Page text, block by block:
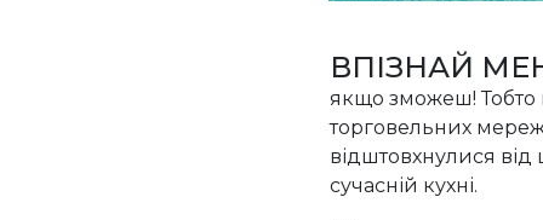
ВПІЗНАЙ
якщо зможеш! Тобто
торговельних
відштовхнулися від
сучасній кухні.